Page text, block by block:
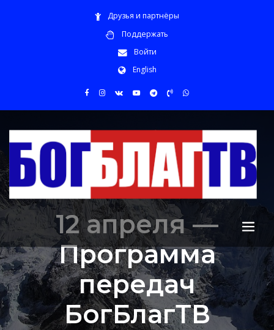
Друзья и партнёры
Поддержать
Войти
English
12 апреля —
Программа
передач
БогБлагТВ